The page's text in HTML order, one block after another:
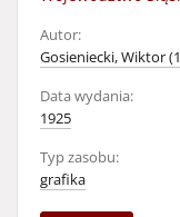
Autor:
Gosieniecki, Wiktor
Data wydania:
1925
Typ zasobu:
grafika